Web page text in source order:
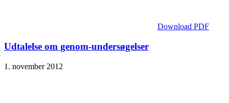
Download PDF
Udtalelse om genom-undersøgelser
1. november 2012